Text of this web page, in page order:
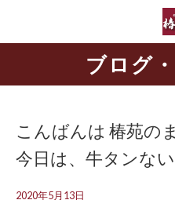
ブログ
こんばんは 椿苑の
今日は、牛タンな
2020年5月13日